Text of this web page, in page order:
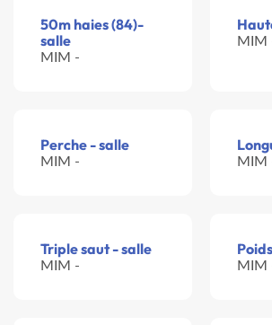
50m haies (84)-
salle
MIM -
MIM
Perche - salle
MIM - MIM
Triple saut - salle
MIM - MIM